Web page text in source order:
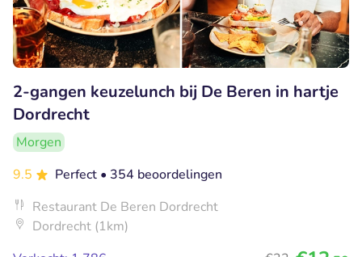
2-gangen keuzelunch bij De Beren in hartje
Dordrecht
Morgen
9.5
Perfect • 354 beoordelingen
Restaurant De Beren Dordrecht
Dordrecht (1km)